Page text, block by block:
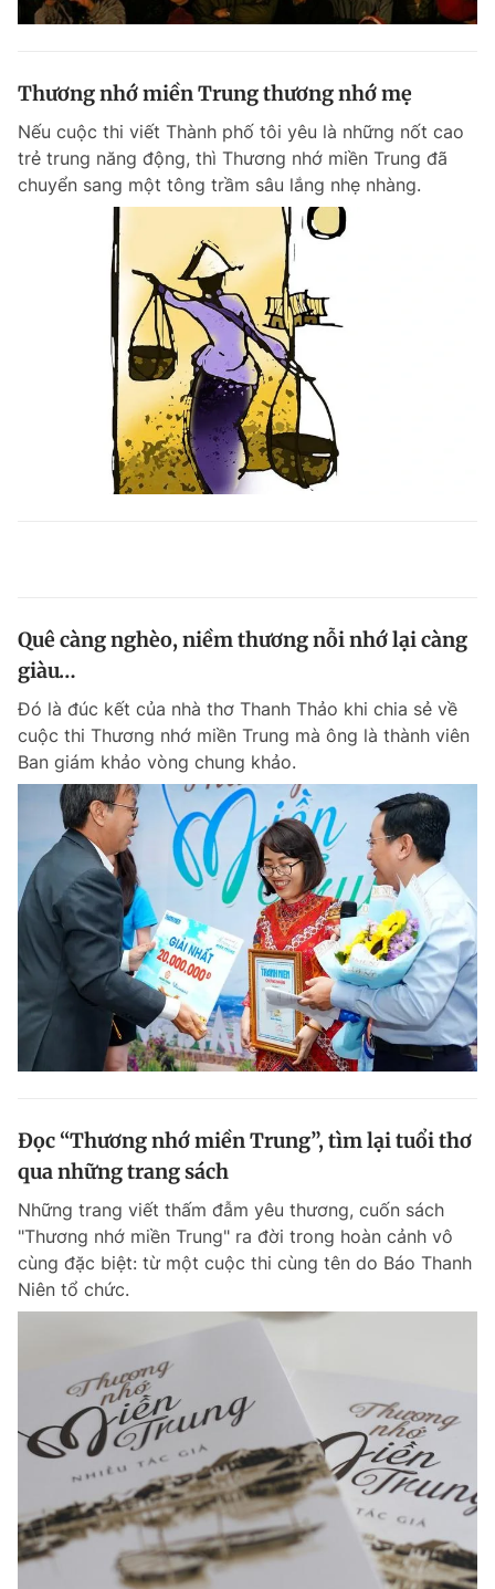
Thương nhớ miền Trung thương nhớ mẹ
Nếu cuộc thi viết Thành phố tôi yêu là những nốt cao
trẻ trung năng động, thì Thương nhớ miền Trung đã
chuyển sang một tông trầm sâu lắng nhẹ nhàng.
Quê càng nghèo, niềm thương nỗi nhớ lại càng
giàu…
Đó là đúc kết của nhà thơ Thanh Thảo khi chia sẻ về
cuộc thi Thương nhớ miền Trung mà ông là thành viên
Ban giám khảo vòng chung khảo.
Đọc “Thương nhớ miền Trung”, tìm lại tuổi thơ
qua những trang sách
Những trang viết thấm đẫm yêu thương, cuốn sách
"Thương nhớ miền Trung" ra đời trong hoàn cảnh vô
cùng đặc biệt: từ một cuộc thi cùng tên do Báo Thanh
Niên tổ chức.